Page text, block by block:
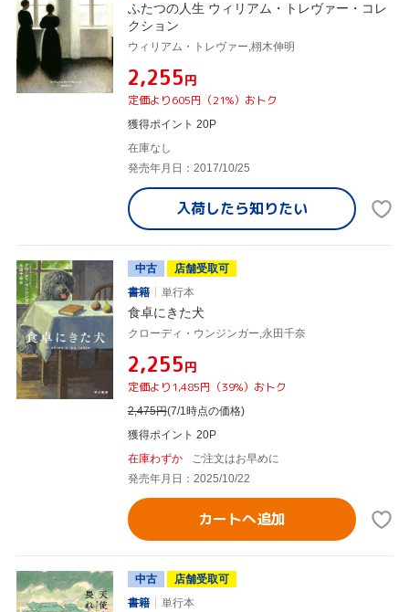
ふたつの人生 ウィリアム・トレヴァー・コレ
クション
ウィリアム・トレヴァー,栩木伸明
¥2,255円
定価より605円（21%）おトク
獲得ポイント 20P
在庫なし
発売年月日：2017/10/25
入荷したら知りたい
中古
店舗受取可
書籍
単行本
食卓にきた犬
クローディ・ウンジンガー,永田千奈
¥2,255円
定価より1,485円（39%）おトク
2,475円(7/1時点の価格)
獲得ポイント 20P
在庫わずか
ご注文はお早めに
発売年月日：2025/10/22
カートへ追加
中古
店舗受取可
書籍
単行本